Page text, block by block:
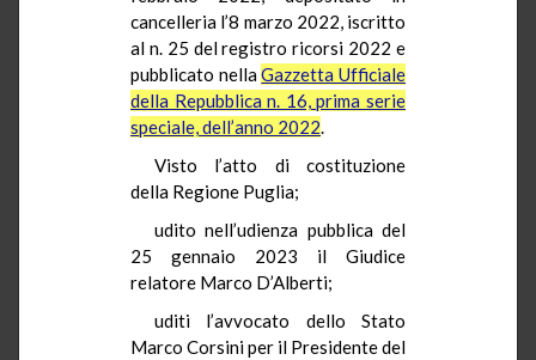
cancelleria l’8 marzo 2022, iscritto
al n. 25 del registro ricorsi 2022 e
pubblicato nellaGazzetta Ufficiale
della Repubblica n. 16, prima serie
speciale, dell’anno 2022.
Visto l’atto di costituzione
della Regione Puglia;
udito nell’udienza pubblica del
25 gennaio 2023 il Giudice
relatore Marco D’Alberti;
uditi l’avvocato dello Stato
Marco Corsini per il Presidente del